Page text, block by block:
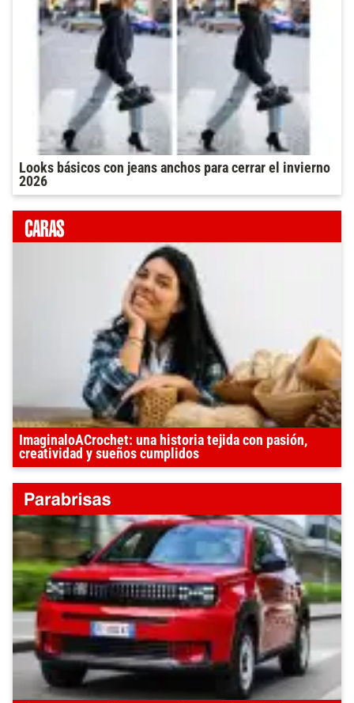
Looks básicos con jeans anchos para cerrar el invierno
2026
ImaginaloACrochet: una historia tejida con pasión,
creatividad y sueños cumplidos